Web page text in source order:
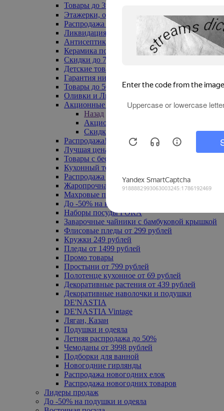
Товары до 399₽
Этажерки, обувницы
Распродажа текстиля до -50%
Ликвидация до -70%
Антисептики
Керамика по 129 руб
Скидки до 70%
Детские товары
Гарантия низкой цены
Товары до 500 руб
Оливки и Лимоны
Акционные товары
Назад
Акционные товары
Скидка 20% по промокоду
Распродажа! Ульяновск до -70%
Лучшая цена
Товары с бесплатной доставкой
Кухонный текстиль
Распродажа до -50%
Жаропрочная посуда
Махровые полотенца
До -50% на ковры
Наборы посуды FORA
Заварочные чайники с бамбуковой крышкой
Флисовые пледы от 299 рублей
Кружки 249 рублей
Пледы от 1499 рублей
Промо товары
Простыни от 799 рублей
Полотенце кухонное от 69 рублей
Декоративные растения от 439 рублей
Декоративные наволочки и подушки
DE'NASTIA
DE'NASTIA Vintage
Ляган, Казан
Подушки и одеяла
Летняя распродажа до 50%
Чемоданы от 3998 рублей
Подборки для ванной
Новогодние гирлянды
Распродажа новогодних елок
Распродажа новогодних товаров
Лидеры продаж
До -50% на подушки и одеяла